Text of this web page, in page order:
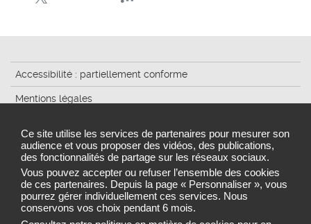
Ce site utilise les services de partenaires pour mesurer son
audience et vous proposer des vidéos, des publications,
des fonctionnalités de partage sur les réseaux sociaux.
Vous pouvez accepter ou refuser l’ensemble des cookies
de ces partenaires. Depuis la page « Personnaliser », vous
pourrez gérer individuellement ces services. Nous
conservons vos choix pendant 6 mois.
Accessibilité : partiellement conforme
Mentions légales
Cookies et traceurs
Gestion des cookies